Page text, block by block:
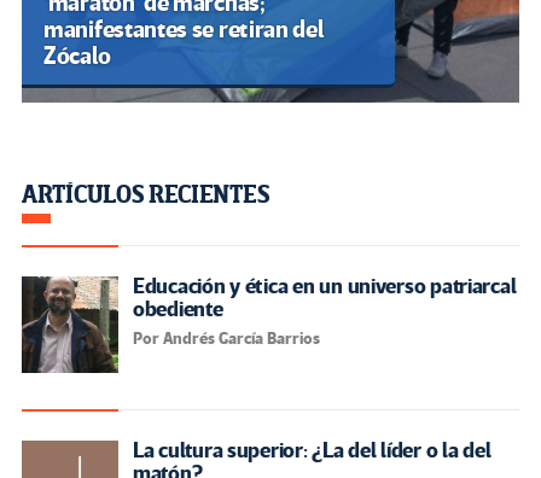
manifestantes se retiran del
Zócalo
ARTÍCULOS RECIENTES
Educación y ética en un universo patriarcal
obediente
Por Andrés García Barrios
La cultura superior: ¿La del líder o la del